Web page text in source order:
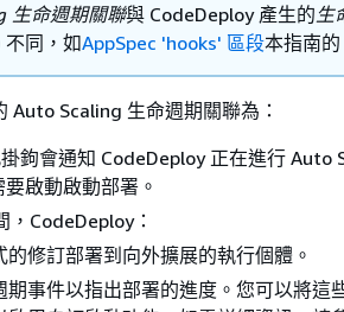
生命週期關聯與 CodeDeploy 產生的 生
不同，如AppSpec 'hooks' 區段本指南的
Auto Scaling 生命週期關聯為：
鉤會通知 CodeDeploy 正在進行 Auto
啟動啟動部署。
，CodeDeploy：
的修訂部署到向外擴展的執行個體。
期事件以指出部署的進度。您可以將這